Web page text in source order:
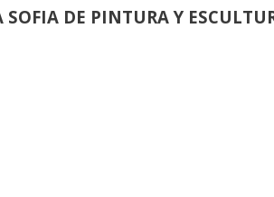
DE PINTURA Y